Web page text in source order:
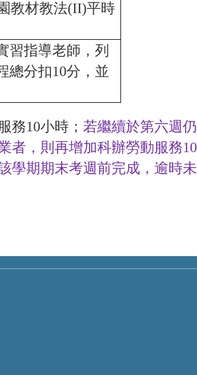
教材教法(II)平時
習指導老師，列
總分扣10分，並
務10小時； 若繼續於第六週
者，則再增加科辦勞動服務10
學期期末考週前完成，逾時未